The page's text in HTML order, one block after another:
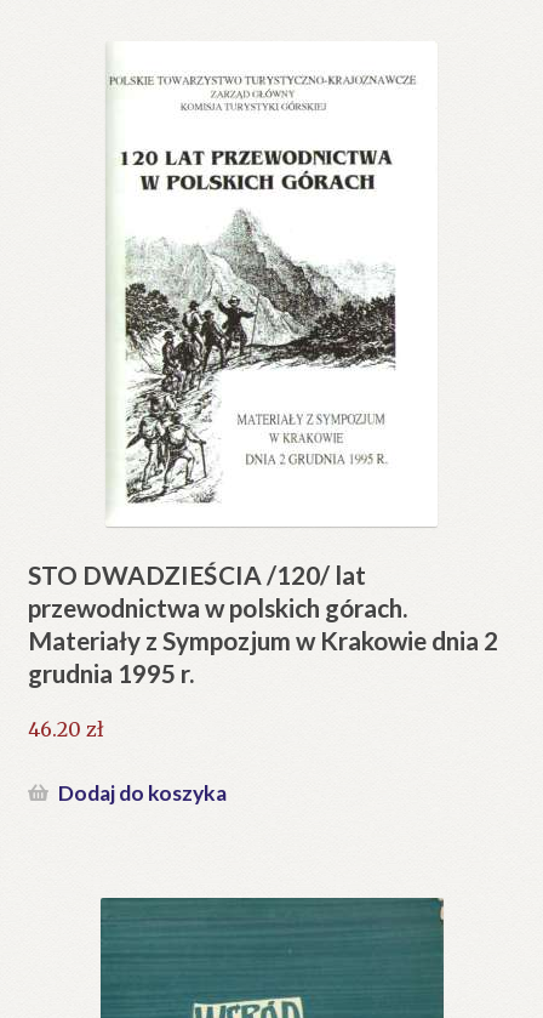
STO DWADZIEŚCIA /120/ lat
przewodnictwa w polskich górach.
Materiały z Sympozjum w Krakowie dnia 2
grudnia 1995 r.
46.20 zł
Dodaj do koszyka